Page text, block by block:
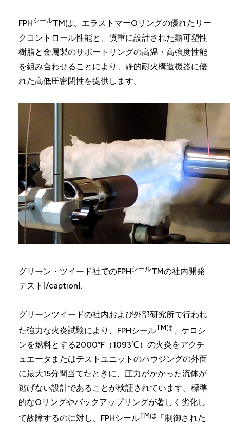
FPHシールTMは、エラストマーOリングの優れたリー
クコントロール性能と、慎重に設計された熱可塑性
樹脂と金属製のサポートリングの高温・高強度性能
を組み合わせることにより、静的耐火構造機器に優
れた高低圧密閉性を提供します。
グリーン・ツイード社でのFPHシールTMの社内開発
テスト[/caption].
グリーンツイードの社内および外部研究所で行われ
た強力な火炎試験により、FPHシールTMは、ケロシ
ンを燃料とする2000°F（1093℃）の火炎をアクチ
ュエータまたはテストユニットのハウジングの外面
に最大15分間当てたときに、圧力がかかった流体が
逃げない設計であることが検証されています。標準
的なOリングやバックアップリングが著しく劣化し
て故障するのに対し、FPHシールTMは
「制御された